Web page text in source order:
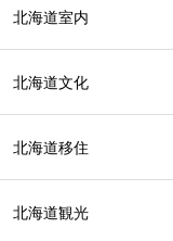
北海道室内
北海道文化
北海道移住
北海道観光